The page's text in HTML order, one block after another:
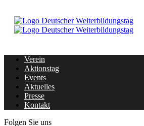
Verein
Aktionstag
Events
Aktuelles
Presse
Kontakt
Folgen Sie uns